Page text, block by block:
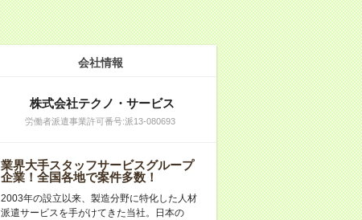
会社情報
株式会社テクノ・サービス
労働者派遣事業許可番号:派13-080693
業界大手スタッフサービスグループ
企業！全国各地で案件多数！
2003年の設立以来、製造分野に特化した人材
派遣サービスを手がけてきた当社。日本の